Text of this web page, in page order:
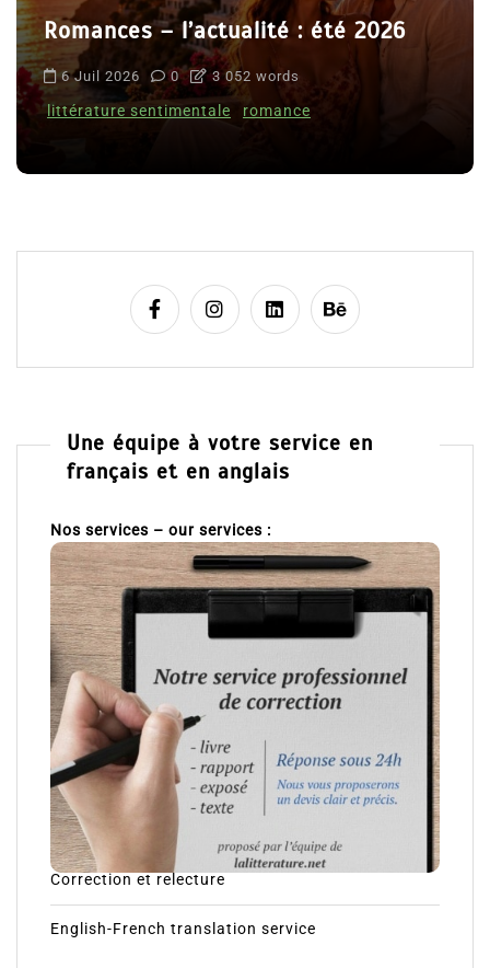
Romances – l’actualité : été 2026
6 Juil 2026 0 3 052 words
littérature sentimentale romance
Une équipe à votre service en
français et en anglais
Nos services – our services :
Correction et relecture
English-French translation service